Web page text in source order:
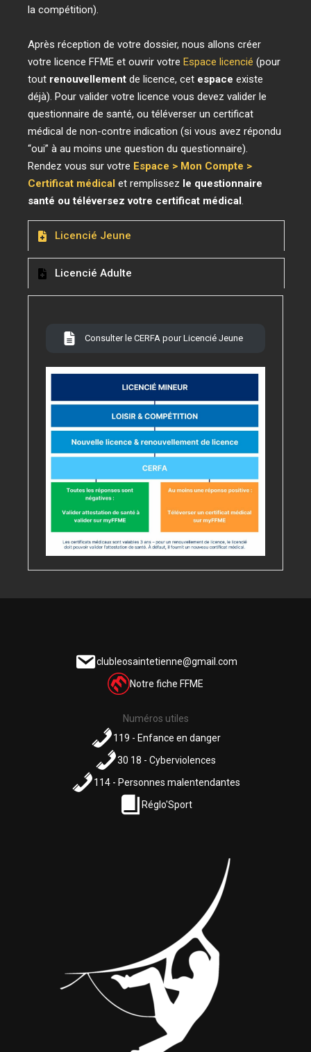
la compétition).
Après réception de votre dossier, nous allons créer
votre licence FFME et ouvrir votre Espace licencié (pour
tout renouvellement de licence, cet espace existe
déjà). Pour valider votre licence vous devez valider le
questionnaire de santé, ou téléverser un certificat
médical de non-contre indication (si vous avez répondu
“oui” à au moins une question du questionnaire).
Rendez vous sur votre Espace > Mon Compte >
Certificat médical et remplissez le questionnaire
santé ou téléversez votre certificat médical.
Licencié Jeune
Licencié Adulte
Consulter le CERFA pour Licencié Jeune
clubleosaintetienne@gmail.com
Notre fiche FFME
Numéros utiles
119 - Enfance en danger
30 18 - Cyberviolences
114 - Personnes malentendantes
Réglo'Sport